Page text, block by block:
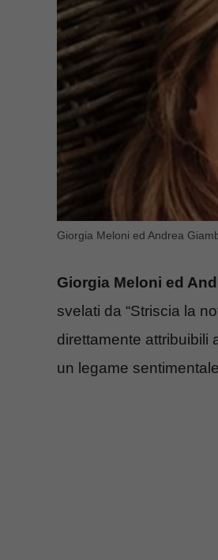
Giorgia Meloni ed Andrea
Giorgia Meloni ed
svelati da “Striscia la
direttamente attribuibili
un legame